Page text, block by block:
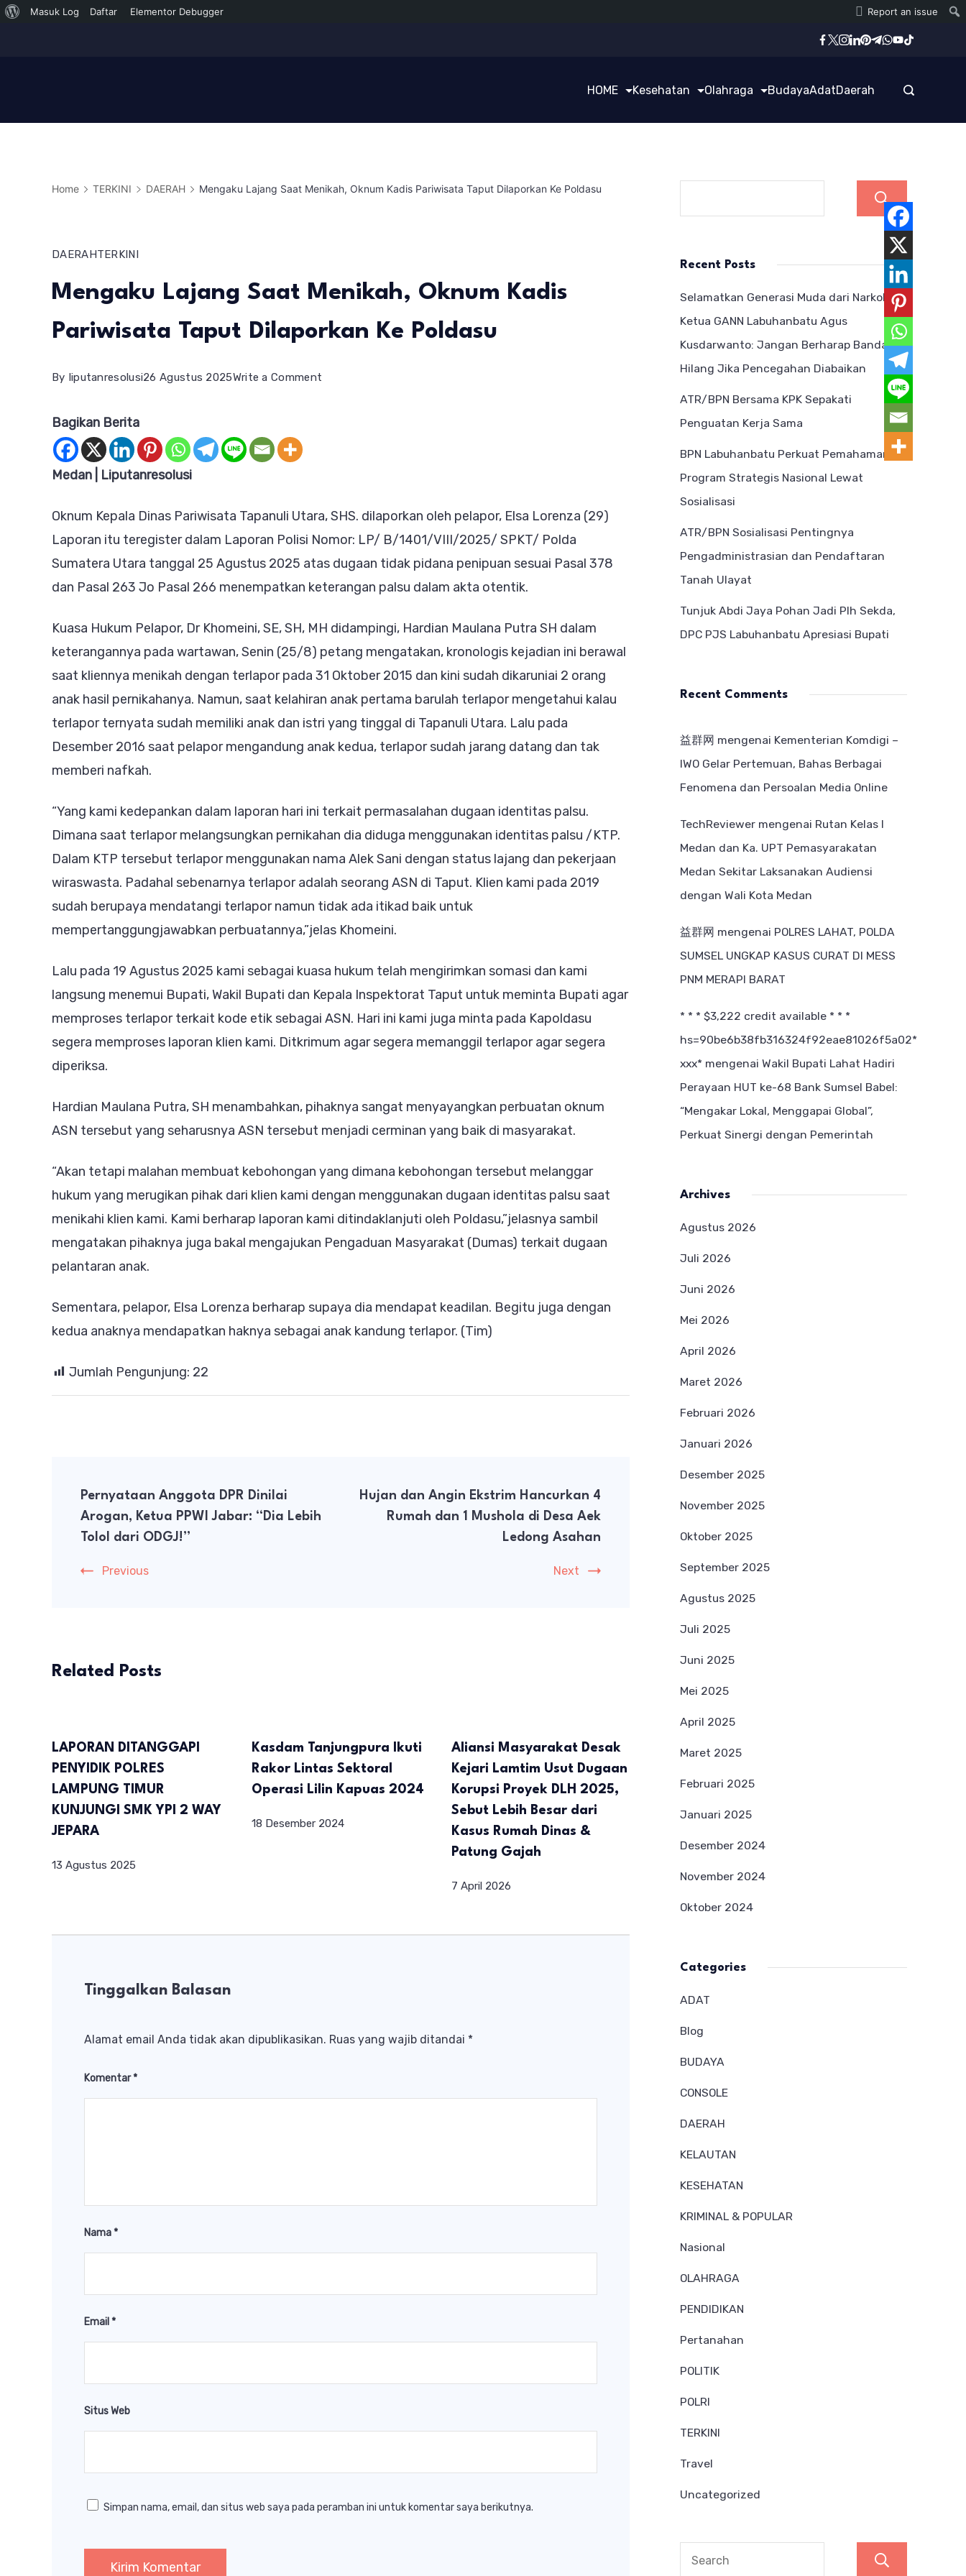
Tentang
Masuk Log Daftar Elementor Debugger Report an issue
HOME Kesehatan Olahraga BudayaAdatDaerah
Home TERKINI DAERAH Mengaku Lajang Saat Menikah, Oknum Kadis Pariwisata Taput Dilaporkan Ke Poldasu
DAERAHTERKINI
Mengaku Lajang Saat Menikah, Oknum Kadis
Pariwisata Taput Dilaporkan Ke Poldasu
By liputanresolusi26 Agustus 2025Write a Comment
Kadis
Pariwisata
Taput
Dilaporkan
Bagikan Berita
Medan | Liputanresolusi
Oknum Kepala Dinas Pariwisata Tapanuli Utara, SHS. dilaporkan oleh pelapor, Elsa Lorenza (29)
Laporan itu teregister dalam Laporan Polisi Nomor: LP/ B/1401/VIII/2025/ SPKT/ Polda
Sumatera Utara tanggal 25 Agustus 2025 atas dugaan tidak pidana penipuan sesuai Pasal 378
dan Pasal 263 Jo Pasal 266 menempatkan keterangan palsu dalam akta otentik.
Kuasa Hukum Pelapor, Dr Khomeini, SE, SH, MH didampingi, Hardian Maulana Putra SH dalam
keterangannya pada wartawan, Senin (25/8) petang mengatakan, kronologis kejadian ini berawal
saat kliennya menikah dengan terlapor pada 31 Oktober 2015 dan kini sudah dikaruniai 2 orang
anak hasil pernikahanya. Namun, saat kelahiran anak pertama barulah terlapor mengetahui kalau
terlapor ternyata sudah memiliki anak dan istri yang tinggal di Tapanuli Utara. Lalu pada
Desember 2016 saat pelapor mengandung anak kedua, terlapor sudah jarang datang dan tak
memberi nafkah.
“Yang kami kedepankan dalam laporan hari ini terkait permasalahan dugaan identitas palsu.
Dimana saat terlapor melangsungkan pernikahan dia diduga menggunakan identitas palsu /KTP.
Dalam KTP tersebut terlapor menggunakan nama Alek Sani dengan status lajang dan pekerjaan
wiraswasta. Padahal sebenarnya terlapor adalah seorang ASN di Taput. Klien kami pada 2019
sudah berupaya mendatangi terlapor namun tidak ada itikad baik untuk
mempertanggungjawabkan perbuatannya,”jelas Khomeini.
Lalu pada 19 Agustus 2025 kami sebagai kuasa hukum telah mengirimkan somasi dan kami
langsung menemui Bupati, Wakil Bupati dan Kepala Inspektorat Taput untuk meminta Bupati agar
memproses terlapor terkait kode etik sebagai ASN. Hari ini kami juga minta pada Kapoldasu
segera memproses laporan klien kami. Ditkrimum agar segera memanggil terlapor agar segera
diperiksa.
Hardian Maulana Putra, SH menambahkan, pihaknya sangat menyayangkan perbuatan oknum
ASN tersebut yang seharusnya ASN tersebut menjadi cerminan yang baik di masyarakat.
“Akan tetapi malahan membuat kebohongan yang dimana kebohongan tersebut melanggar
hukum yang merugikan pihak dari klien kami dengan menggunakan dugaan identitas palsu saat
menikahi klien kami. Kami berharap laporan kami ditindaklanjuti oleh Poldasu,”jelasnya sambil
mengatakan pihaknya juga bakal mengajukan Pengaduan Masyarakat (Dumas) terkait dugaan
pelantaran anak.
Sementara, pelapor, Elsa Lorenza berharap supaya dia mendapat keadilan. Begitu juga dengan
kedua anaknya mendapatkan haknya sebagai anak kandung terlapor. (Tim)
Jumlah Pengunjung: 22
Navigation
Pernyataan Anggota DPR Dinilai
Arogan, Ketua PPWI Jabar: “Dia Lebih
Tolol dari ODGJ!”
Previous
Hujan dan Angin Ekstrim Hancurkan 4
Rumah dan 1 Mushola di Desa Aek
Ledong Asahan
Next
Related Posts
LAPORAN DITANGGAPI
PENYIDIK POLRES
LAMPUNG TIMUR
KUNJUNGI SMK YPI 2 WAY
JEPARA
13 Agustus 2025
Kasdam Tanjungpura Ikuti
Rakor Lintas Sektoral
Operasi Lilin Kapuas 2024
18 Desember 2024
Aliansi Masyarakat Desak
Kejari Lamtim Usut Dugaan
Korupsi Proyek DLH 2025,
Sebut Lebih Besar dari
Kasus Rumah Dinas &
Patung Gajah
7 April 2026
Tinggalkan Balasan
Alamat email Anda tidak akan dipublikasikan. Ruas yang wajib ditandai *
Komentar*
Nama*
Email *
Situs Web
Simpan nama, email, dan situs web saya pada peramban ini untuk komentar saya berikutnya.
Recent Posts
Selamatkan Generasi Muda dari Narkoba,
Ketua GANN Labuhanbatu Agus
Kusdarwanto: Jangan Berharap Bandar
Hilang Jika Pencegahan Diabaikan
ATR/BPN Bersama KPK Sepakati
Penguatan Kerja Sama
BPN Labuhanbatu Perkuat Pemahaman
Program Strategis Nasional Lewat
Sosialisasi
ATR/BPN Sosialisasi Pentingnya
Pengadministrasian dan Pendaftaran
Tanah Ulayat
Tunjuk Abdi Jaya Pohan Jadi Plh Sekda,
DPC PJS Labuhanbatu Apresiasi Bupati
Recent Comments
益群网 mengenai Kementerian Komdigi –
IWO Gelar Pertemuan, Bahas Berbagai
Fenomena dan Persoalan Media Online
TechReviewer mengenai Rutan Kelas I
Medan dan Ka. UPT Pemasyarakatan
Medan Sekitar Laksanakan Audiensi
dengan Wali Kota Medan
益群网 mengenai POLRES LAHAT, POLDA
SUMSEL UNGKAP KASUS CURAT DI MESS
PNM MERAPI BARAT
* * * $3,222 credit available * * *
hs=90be6b38fb316324f92eae81026f5a02*
ххх* mengenai Wakil Bupati Lahat Hadiri
Perayaan HUT ke-68 Bank Sumsel Babel:
“Mengakar Lokal, Menggapai Global”,
Perkuat Sinergi dengan Pemerintah
Archives
Agustus 2026
Juli 2026
Juni 2026
Mei 2026
April 2026
Maret 2026
Februari 2026
Januari 2026
Desember 2025
November 2025
Oktober 2025
September 2025
Agustus 2025
Juli 2025
Juni 2025
Mei 2025
April 2025
Maret 2025
Februari 2025
Januari 2025
Desember 2024
November 2024
Oktober 2024
Categories
ADAT
Blog
BUDAYA
CONSOLE
DAERAH
KELAUTAN
KESEHATAN
KRIMINAL & POPULAR
Nasional
OLAHRAGA
PENDIDIKAN
Pertanahan
POLITIK
POLRI
TERKINI
Travel
Uncategorized